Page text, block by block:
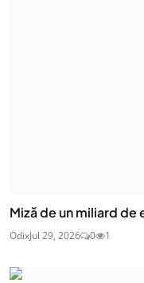
Miză de un miliard de
OdixJul 29, 2026 0 1